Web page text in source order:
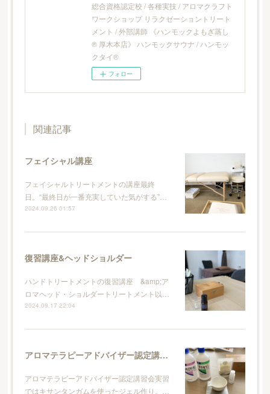
総合資格認定校 / 各種実技 / アロマクラフト
ワークショップ リラクゼーショントリート
メント / 外部講師 《ハンモックよもぎ蒸し
® 厚木本店》 ハンモックサウナ / ハンモッ
クタイ®
フォロー
関連記事
フェイシャル講座
フェイシャルトリートメントの講座最終
日。“最終日が一番充実していた気がする”…
2024.09.26 01:57
復習講座&ヘッドショルダー
ハンドトリートメントの復習講座 &amp;ア
ロマヘッド・ショルダートリートメント以…
2024.09.17 22:04
アロマテラピーアドバイザー認定講習会
アロマテラピーアドバイザー認定講習会実習
ではキサンタンガムを使ったジェル作り。…